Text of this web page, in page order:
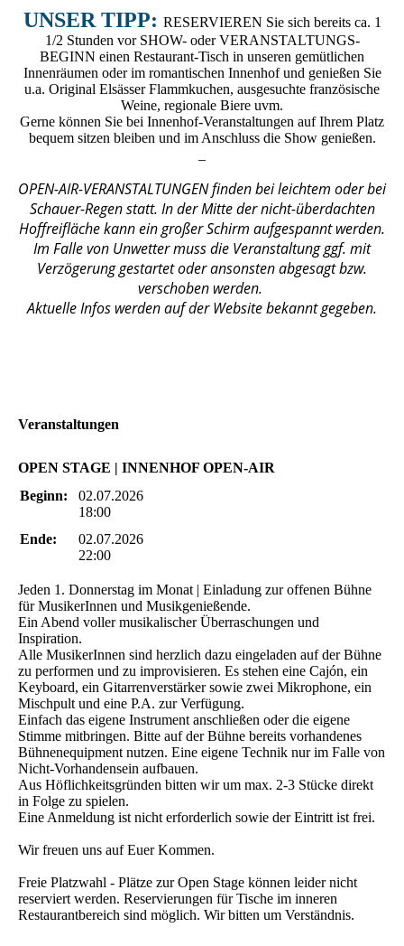
UNSER TIPP: RESERVIEREN Sie sich bereits ca. 1
1/2 Stunden vor SHOW- oder VERANSTALTUNGS-
BEGINN einen Restaurant-Tisch in unseren gemütlichen
Innenräumen oder im romantischen Innenhof und genießen Sie
u.a. Original Elsässer Flammkuchen, ausgesuchte französische
Weine, regionale Biere uvm.
Gerne können Sie bei Innenhof-Veranstaltungen auf Ihrem Platz
bequem sitzen bleiben und im Anschluss die Show genießen.
OPEN-AIR-VERANSTALTUNGEN finden bei leichtem oder bei
Schauer-Regen statt. In der Mitte der nicht-überdachten
Hoffreifläche kann ein großer Schirm aufgespannt werden.
Im Falle von Unwetter muss die Veranstaltung ggf. mit
Verzögerung gestartet oder ansonsten abgesagt bzw.
verschoben werden.
Aktuelle Infos werden auf der Website bekannt gegeben.
Veranstaltungen
OPEN STAGE | INNENHOF OPEN-AIR
Beginn:
02.07.2026
18:00
Ende:
02.07.2026
22:00
Jeden 1. Donnerstag im Monat | Einladung zur offenen Bühne
für MusikerInnen und Musikgenießende.
Ein Abend voller musikalischer Überraschungen und
Inspiration.
Alle MusikerInnen sind herzlich dazu eingeladen auf der Bühne
zu performen und zu improvisieren. Es stehen eine Cajón, ein
Keyboard, ein Gitarrenverstärker sowie zwei Mikrophone, ein
Mischpult und eine P.A. zur Verfügung.
Einfach das eigene Instrument anschließen oder die eigene
Stimme mitbringen. Bitte auf der Bühne bereits vorhandenes
Bühnenequipment nutzen. Eine eigene Technik nur im Falle von
Nicht-Vorhandensein aufbauen.
Aus Höflichkeitsgründen bitten wir um max. 2-3 Stücke direkt
in Folge zu spielen.
Eine Anmeldung ist nicht erforderlich sowie der Eintritt ist frei.
Wir freuen uns auf Euer Kommen.
Freie Platzwahl - Plätze zur Open Stage können leider nicht
reserviert werden. Reservierungen für Tische im inneren
Restaurantbereich sind möglich. Wir bitten um Verständnis.